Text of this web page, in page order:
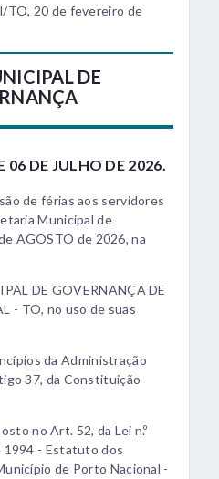
TO, 20 de fevereiro de
DE
06 DE JULHO DE 2026.
de férias aos servidores
Municipal de
AGOSTO de 2026, na
DE GOVERNANÇA DE
- TO, no uso de suas
da Administração
37, da Constituição
no Art. 52, da Lei n.º
1994 - Estatuto dos
de Porto Nacional -